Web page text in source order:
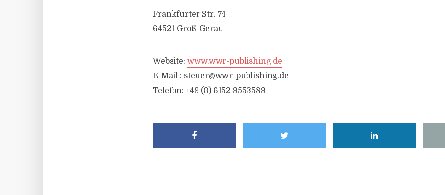
Frankfurter Str. 74
64521 Groß-Gerau
Website: www.wwr-publishing.de
E-Mail : steuer@wwr-publishing.de
Telefon: +49 (0) 6152 9553589